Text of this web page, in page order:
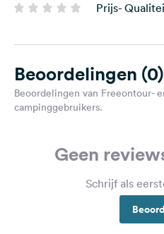
Prijs-
Beoordelingen (0)
Beoordelingen van Freeontour-
campinggebruikers.
Geen
Schrijf als